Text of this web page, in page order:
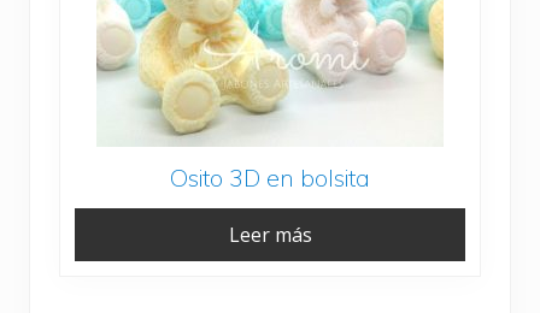
Osito 3D en bolsita
Leer más